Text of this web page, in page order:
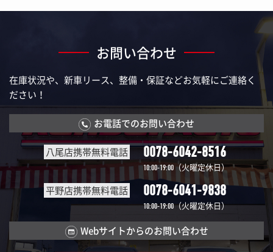
お問い合わせ
在庫状況や、新車リース、整備・保証などお気軽にご連絡く
ださい！
お電話でのお問い合わせ
八尾店携帯無料電話 0078-6042-8516
10:00-19:00 （火曜定休日）
平野店携帯無料電話 0078-6041-9838
10:00-19:00（火曜定休日）
Webサイトからのお問い合わせ